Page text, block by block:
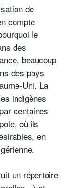
de
compte
le
des
beaucoup
des pays
Uni. La
indigènes
centaines
où ils
en
un répertoire